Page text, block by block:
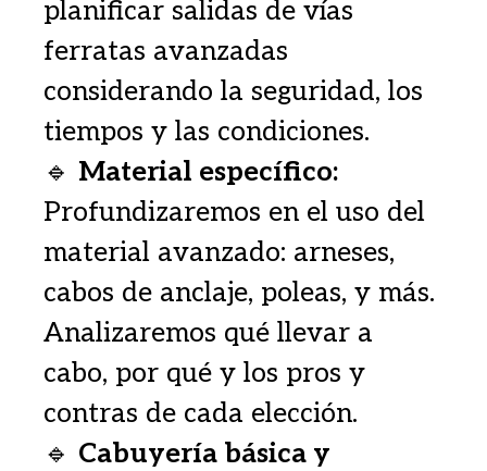
planificar salidas de vías
ferratas avanzadas
considerando la seguridad, los
tiempos y las condiciones.
🔹 Material específico:
Profundizaremos en el uso del
material avanzado: arneses,
cabos de anclaje, poleas, y más.
Analizaremos qué llevar a
cabo, por qué y los pros y
contras de cada elección.
🔹 Cabuyería básica y